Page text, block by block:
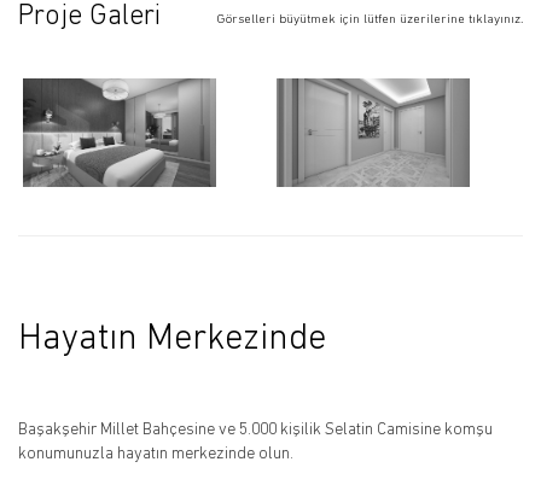
Proje Galeri Görselleri büyütmek için lütfen üzerilerine tıklayınız.
Hayatın Merkezinde
Başakşehir Millet Bahçesine ve 5.000 kişilik Selatin Camisine komşu
konumunuzla hayatın merkezinde olun.